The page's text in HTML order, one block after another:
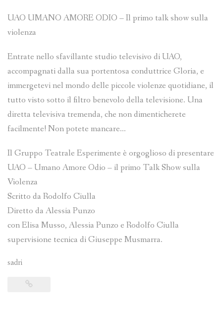
UAO UMANO AMORE ODIO – Il primo talk show sulla
violenza
Entrate nello sfavillante studio televisivo di UAO,
accompagnati dalla sua portentosa conduttrice Gloria, e
immergetevi nel mondo delle piccole violenze quotidiane, il
tutto visto sotto il filtro benevolo della televisione. Una
diretta televisiva tremenda, che non dimenticherete
facilmente! Non potete mancare…
Il Gruppo Teatrale Esperimente è orgoglioso di presentare
UAO – Umano Amore Odio – il primo Talk Show sulla
Violenza
Scritto da Rodolfo Ciulla
Diretto da Alessia Punzo
con Elisa Musso, Alessia Punzo e Rodolfo Ciulla
supervisione tecnica di Giuseppe Musmarra.
sadri